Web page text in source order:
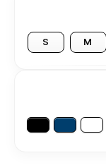
S M